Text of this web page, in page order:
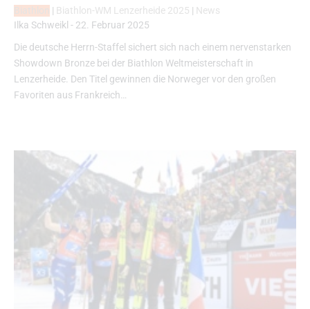
| Biathlon-WM Lenzerheide 2025 | News
Ilka Schweikl - 22. Februar 2025
Die deutsche Herrn-Staffel sichert sich nach einem nervenstarken
Showdown Bronze bei der Biathlon Weltmeisterschaft in
Lenzerheide. Den Titel gewinnen die Norweger vor den großen
Favoriten aus Frankreich…